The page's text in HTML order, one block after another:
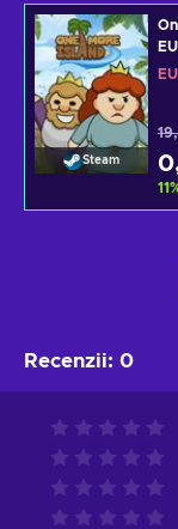
Steam
11
Recenzii: 0